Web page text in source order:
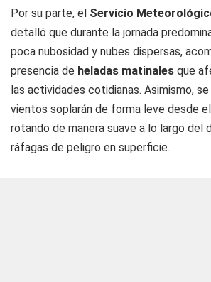
Por su parte, el Servicio
detalló que durante la jornada
poca nubosidad y nubes dispersas,
presencia de heladas matinales que
las actividades cotidianas. Asimismo,
vientos soplarán de forma leve desde
rotando de manera suave a lo largo del
ráfagas de peligro en superficie.